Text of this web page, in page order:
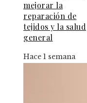
mejorar la
reparación de
tejidos y la salud
general
Hace 1 semana